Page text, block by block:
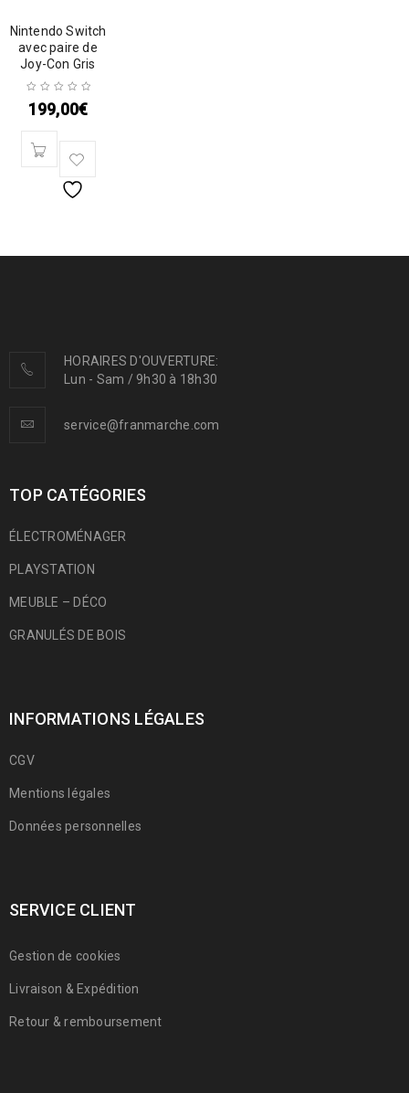
Nintendo Switch
avec paire de
Joy-Con Gris
199,00€
HORAIRES D'OUVERTURE:
Lun - Sam / 9h30 à 18h30
service@franmarche.com
TOP CATÉGORIES
ÉLECTROMÉNAGER
PLAYSTATION
MEUBLE – DÉCO
GRANULÉS DE BOIS
INFORMATIONS LÉGALES
CGV
Mentions légales
Données personnelles
SERVICE CLIENT
Gestion de cookies
Livraison & Expédition
Retour & remboursement